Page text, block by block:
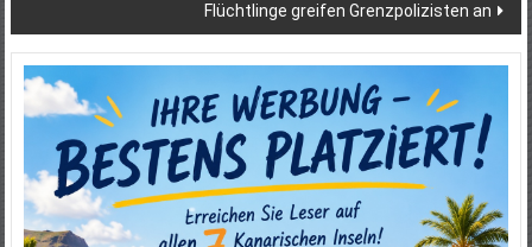
Flüchtlinge greifen Grenzpolizisten an